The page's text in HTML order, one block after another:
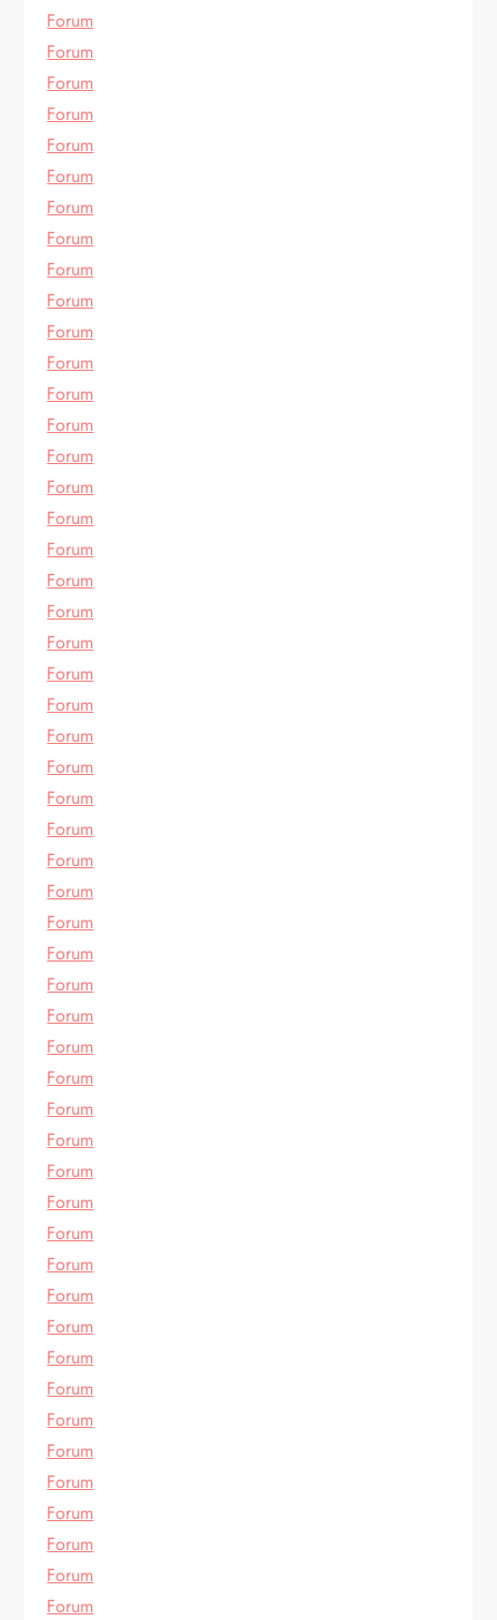
Forum
Forum
Forum
Forum
Forum
Forum
Forum
Forum
Forum
Forum
Forum
Forum
Forum
Forum
Forum
Forum
Forum
Forum
Forum
Forum
Forum
Forum
Forum
Forum
Forum
Forum
Forum
Forum
Forum
Forum
Forum
Forum
Forum
Forum
Forum
Forum
Forum
Forum
Forum
Forum
Forum
Forum
Forum
Forum
Forum
Forum
Forum
Forum
Forum
Forum
Forum
Forum